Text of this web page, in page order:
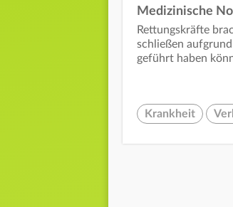
Medizinische
Rettungskräfte
schließen
geführt haben
Krankheit